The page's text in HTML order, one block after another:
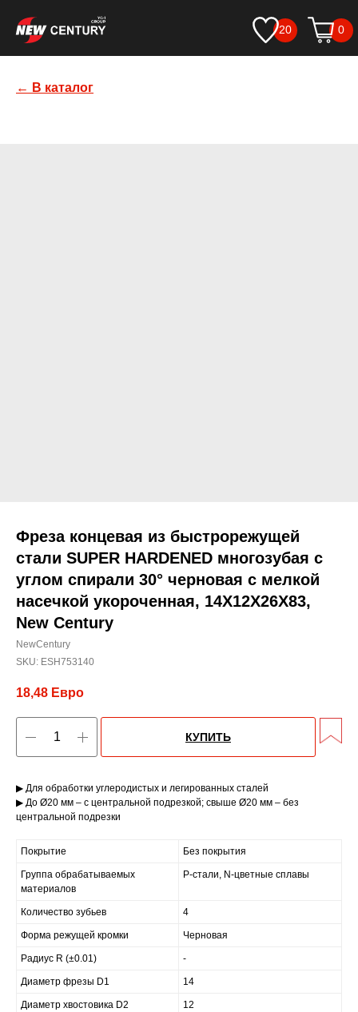
0
20
← В каталог
Фреза концевая из быстрорежущей
стали SUPER HARDENED многозубая с
углом спирали 30° черновая с мелкой
насечкой укороченная, 14X12X26X83,
New Century
NewCentury
SKU: ESH753140
18,48 Евро
КУПИТЬ
▶ Для обработки углеродистых и легированных сталей
▶ До Ø20 мм – с центральной подрезкой; свыше Ø20 мм – без
центральной подрезки
Покрытие Без покрытия
Группа обрабатываемых
материалов
P-стали, N-цветные сплавы
Количество зубьев 4
Форма режущей кромки Черновая
Радиус R (±0.01) -
Диаметр фрезы D1 14
Диаметр хвостовика D2 12